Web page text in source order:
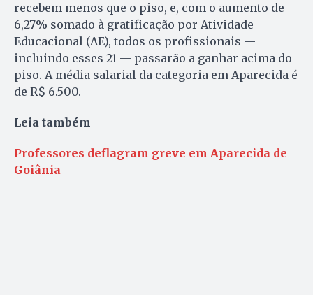
recebem menos que o piso, e, com o aumento de
6,27% somado à gratificação por Atividade
Educacional (AE), todos os profissionais —
incluindo esses 21 — passarão a ganhar acima do
piso. A média salarial da categoria em Aparecida é
de R$ 6.500.
Leia também
Professores deflagram greve em Aparecida de
Goiânia